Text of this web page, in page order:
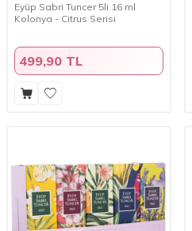
Eyüp Sabri Tuncer 5li 16 ml
Kolonya - Citrus Serisi
499,90 TL